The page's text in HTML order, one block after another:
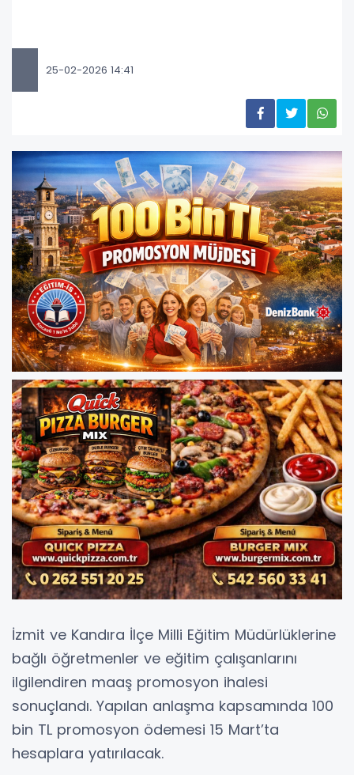
25-02-2026 14:41
İzmit ve Kandıra İlçe Milli Eğitim Müdürlüklerine
bağlı öğretmenler ve eğitim çalışanlarını
ilgilendiren maaş promosyon ihalesi
sonuçlandı. Yapılan anlaşma kapsamında 100
bin TL promosyon ödemesi 15 Mart’ta
hesaplara yatırılacak.